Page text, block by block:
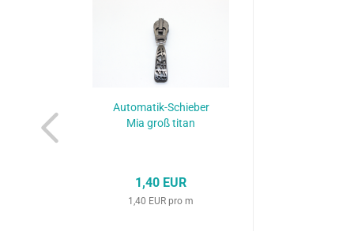
Automatik-Schieber
Mia groß titan
1,40 EUR
1,40 EUR pro m